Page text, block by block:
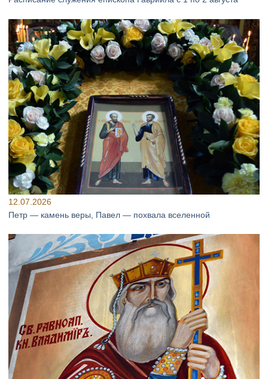
12.07.2026
Петр — камень веры, Павел — похвала вселенной